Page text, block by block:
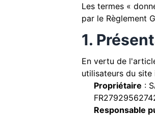
Les termes «
par le Règlement
1.
En vertu de
utilisateurs du site
Propriétaire :
Responsable